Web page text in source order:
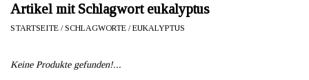
Artikel mit Schlagwort eukalyptus
STARTSEITE /SCHLAGWORTE /EUKALYPTUS
Keine Produkte gefunden!...